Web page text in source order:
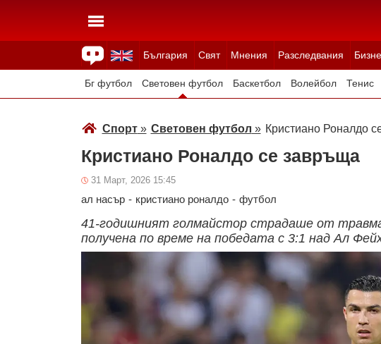
България Свят Мнения Разследвания
Здраве Времето Анкети Вицове Куизове
Бг футбол Световен футбол Баскетбол Волейбол Тенис
Спорт» Световен футбол » Кристиано Роналдо
Кристиано Роналдо се завръща
31 Март, 2026 15:45
ал насър - кристиано роналдо - футбол
41-годишният голмайстор страдаше от
получена по време на победата с 3:1 над Ал